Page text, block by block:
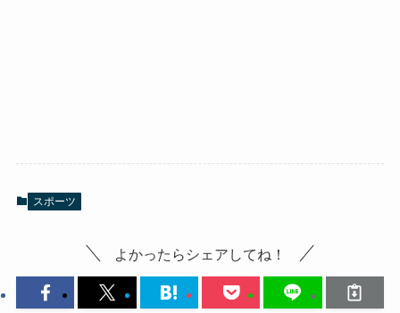
スポーツ
よかったらシェアしてね！